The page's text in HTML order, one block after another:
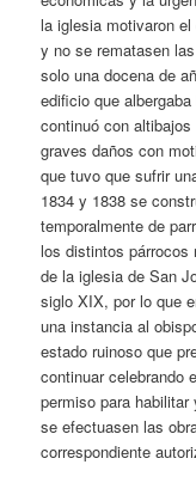
la iglesia motivaron
y no se rematasen
solo una docena de
edificio que
continuó con
graves daños con
que tuvo que sufrir
1834 y 1838 se
temporalmente de
los distintos párrocos
de la iglesia de San
siglo XIX, por lo que
una instancia al
estado ruinoso que
continuar celebrando
permiso para
se efectuasen las
correspondiente